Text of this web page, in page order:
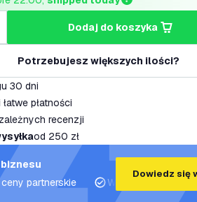
ilość dodaj do koszyka
Potrzebujesz większych ilości?
30 dni
płatności
recenzji
od 250 zł
partnerskie
Wsparcie
Dowiedz się